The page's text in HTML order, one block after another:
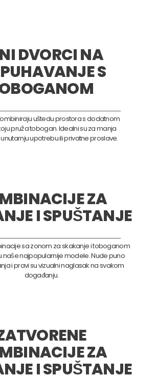
DVORCI NA
S
uštedu prostora s dodatnom
pruža tobogan. Idealni su za manja
upotrebu ili privatne proslave.
ZA
I SPUŠTANJE
sa zonom za skakanje i toboganom
naše najpopularnije modele. Nude puno
i pravi su vizualni naglasak na svakom
događanju.
ZA
I SPUŠTANJE